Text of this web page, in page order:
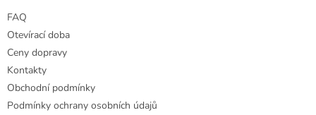
FAQ
Otevírací doba
Ceny dopravy
Kontakty
Obchodní podmínky
Podmínky ochrany osobních údajů